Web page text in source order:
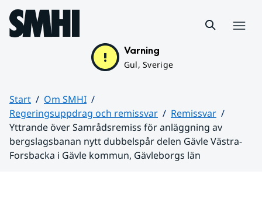
Hoppa till sidans innehåll
Varning
Gul, Sverige
Start
Om SMHI
Regeringsuppdrag och remissvar
Remissvar
Yttrande över Samrådsremiss för anläggning av
bergslagsbanan nytt dubbelspår delen Gävle Västra-
Forsbacka i Gävle kommun, Gävleborgs län